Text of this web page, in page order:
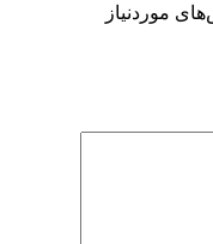
موردنیاز